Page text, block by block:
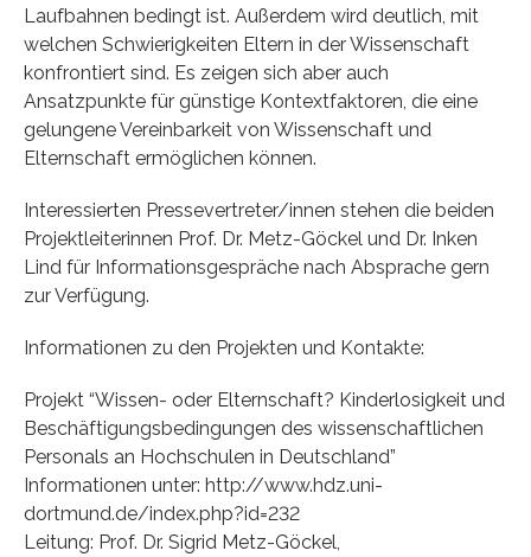
Laufbahnen bedingt ist. Außerdem wird deutlich, mit
welchen Schwierigkeiten Eltern in der Wissenschaft
konfrontiert sind. Es zeigen sich aber auch
Ansatzpunkte für günstige Kontextfaktoren, die eine
gelungene Vereinbarkeit von Wissenschaft und
Elternschaft ermöglichen können.
Interessierten Pressevertreter/innen stehen die beiden
Projektleiterinnen Prof. Dr. Metz-Göckel und Dr. Inken
Lind für Informationsgespräche nach Absprache gern
zur Verfügung.
Informationen zu den Projekten und Kontakte:
Projekt “Wissen- oder Elternschaft? Kinderlosigkeit und
Beschäftigungsbedingungen des wissenschaftlichen
Personals an Hochschulen in Deutschland”
Informationen unter: http://www.hdz.uni-
dortmund.de/index.php?id=232
Leitung: Prof. Dr. Sigrid Metz-Göckel,